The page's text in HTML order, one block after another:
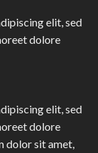
elit, sed
dolore
elit, sed
dolore
dolor sit amet,